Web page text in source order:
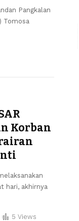
Pangkalan
Tomosa
Korban
hari, akhirnya
5 Views